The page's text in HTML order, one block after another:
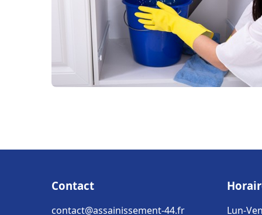
Contact
contact@assainissement-44.fr Lun-